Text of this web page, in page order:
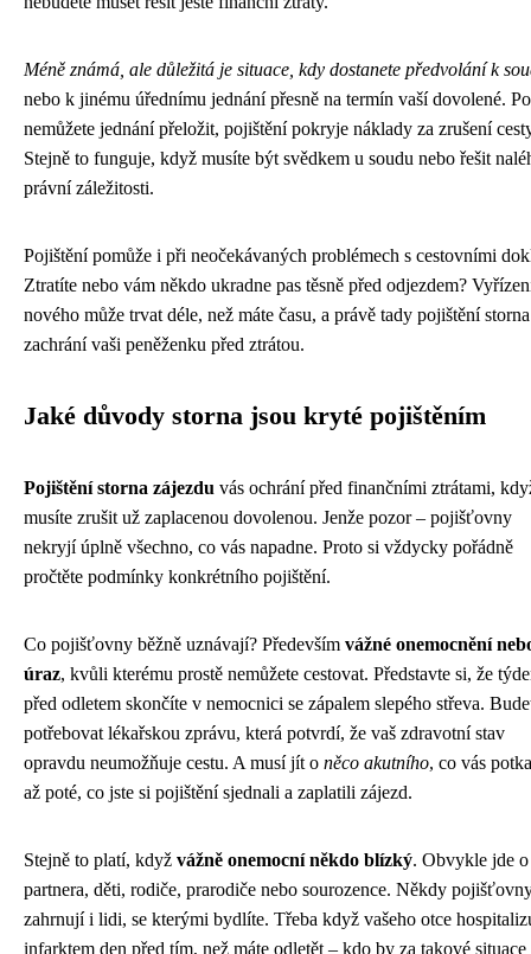
Méně známá, ale důležitá je situace, kdy dostanete předvolání k
nebo k jinému úřednímu jednání přesně na termín vaší dovolené.
nemůžete jednání přeložit, pojištění pokryje náklady za zrušení
Stejně to funguje, když musíte být svědkem u soudu nebo řešit
právní záležitosti.
Pojištění pomůže i při neočekávaných problémech s cestovními
Ztratíte nebo vám někdo ukradne pas těsně před odjezdem?
nového může trvat déle, než máte času, a právě tady pojištění storna
zachrání vaši peněženku před ztrátou.
Jaké důvody storna jsou kryté pojištěním
Pojištění storna zájezdu vás ochrání před finančními ztrátami,
musíte zrušit už zaplacenou dovolenou. Jenže pozor – pojišťovny
nekryjí úplně všechno, co vás napadne. Proto si vždycky pořádně
pročtěte podmínky konkrétního pojištění.
Co pojišťovny běžně uznávají? Především vážné onemocnění
úraz, kvůli kterému prostě nemůžete cestovat. Představte si, že
před odletem skončíte v nemocnici se zápalem slepého střeva.
potřebovat lékařskou zprávu, která potvrdí, že vaš zdravotní stav
opravdu neumožňuje cestu. A musí jít o něco akutního, co vás
až poté, co jste si pojištění sjednali a zaplatili zájezd.
Stejně to platí, když vážně onemocní někdo blízký. Obvykle jde o
partnera, děti, rodiče, prarodiče nebo sourozence. Někdy
zahrnují i lidi, se kterými bydlíte. Třeba když vašeho otce
infarktem den před tím, než máte odletět – kdo by za takové situace